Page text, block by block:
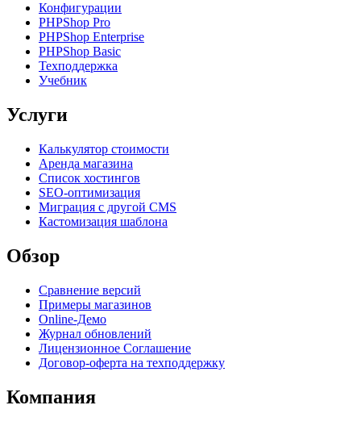
Конфигурации
PHPShop Pro
PHPShop Enterprise
PHPShop Basic
Техподдержка
Учебник
Услуги
Калькулятор стоимости
Аренда магазина
Список хостингов
SEO-оптимизация
Миграция с другой CMS
Кастомизация шаблона
Обзор
Сравнение версий
Примеры магазинов
Оnline-Демо
Журнал обновлений
Лицензионное Cоглашение
Договор-оферта на техподдержку
Компания